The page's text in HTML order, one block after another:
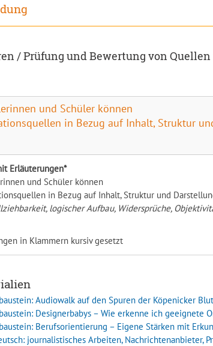
/ Prüfung und Bewertung von
und Schüler können
in Bezug auf Inhalt, Struktur
Erläuterungen*
und Schüler können
in Bezug auf Inhalt, Struktur und
logischer Aufbau, Widersprüche,
in Klammern kursiv gesetzt
Audiowalk auf den Spuren der Köpenicker
Designerbabys – Wie erkenne ich geeignete
Berufsorientierung – Eigene Stärken mit
journalistisches Arbeiten, Nachrichtenanbieter,